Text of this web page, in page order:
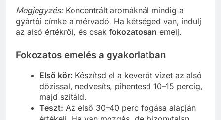
Megjegyzés:Koncentrált aromáknál mindig a
gyártói címke a mérvadó. Ha kétséged van, indulj
az alsó értékről, és csak fokozatosan emelj.
Fokozatos emelés a gyakorlatban
Első kör: Készítsd el a keverőt vizet az alsó
dózissal, nedvesíts, pihentesd 10–15 percig,
majd szitáld.
Teszt: Az első 30–40 perc fogása alapján